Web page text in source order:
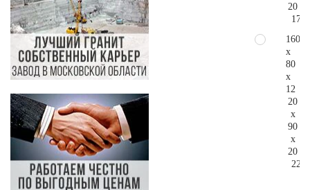
20
160
x
80
x
12
20
x
90
x
20